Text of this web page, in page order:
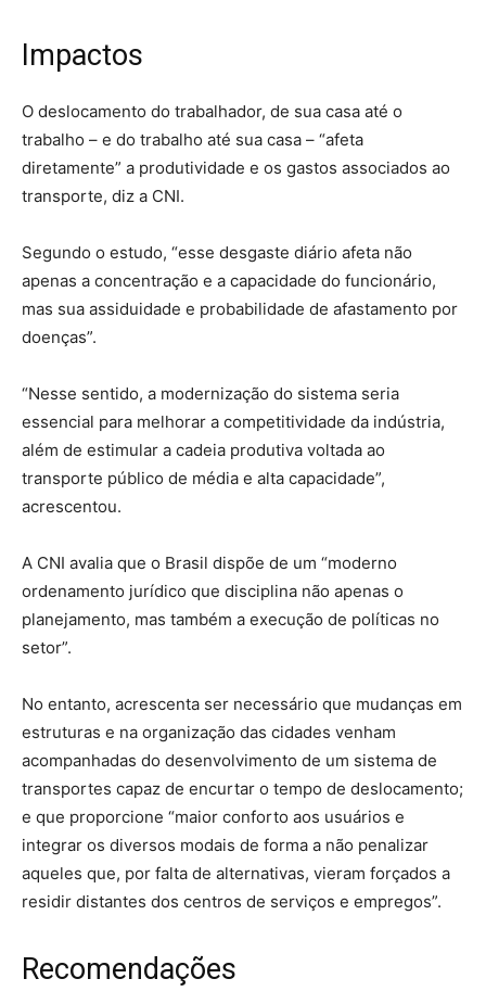
Impactos
O deslocamento do trabalhador, de sua casa até o
trabalho – e do trabalho até sua casa – “afeta
diretamente” a produtividade e os gastos associados ao
transporte, diz a CNI.
Segundo o estudo, “esse desgaste diário afeta não
apenas a concentração e a capacidade do funcionário,
mas sua assiduidade e probabilidade de afastamento por
doenças”.
“Nesse sentido, a modernização do sistema seria
essencial para melhorar a competitividade da indústria,
além de estimular a cadeia produtiva voltada ao
transporte público de média e alta capacidade”,
acrescentou.
A CNI avalia que o Brasil dispõe de um “moderno
ordenamento jurídico que disciplina não apenas o
planejamento, mas também a execução de políticas no
setor”.
No entanto, acrescenta ser necessário que mudanças em
estruturas e na organização das cidades venham
acompanhadas do desenvolvimento de um sistema de
transportes capaz de encurtar o tempo de deslocamento;
e que proporcione “maior conforto aos usuários e
integrar os diversos modais de forma a não penalizar
aqueles que, por falta de alternativas, vieram forçados a
residir distantes dos centros de serviços e empregos”.
Recomendações